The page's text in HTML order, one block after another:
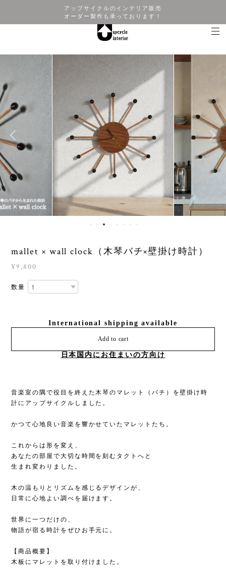
アップサイクルのインテリア販売
オーダー製作も承っております！
mallet × wall clock（木琴バチ×壁掛け時計）
¥9,800
数量
International shipping available
Add to cart
日本国内にお住まいの方向け
音楽室の隅で役目を終えた木琴のマレット（バチ）を壁掛け時
計にアップサイクルしました。
かつて心地良い音楽を響かせていたマレットたち。
これからは形を変え、
あなたの部屋で大切な時間を刻むタクトへと
生まれ変わりました。
木の温もりとリズムを感じるデザインが、
日常に心地よい調べを届けます。
世界に一つだけの、
物語が宿る時計をぜひお手元に。
【商品概要】
木板にマレットを取り付けました。